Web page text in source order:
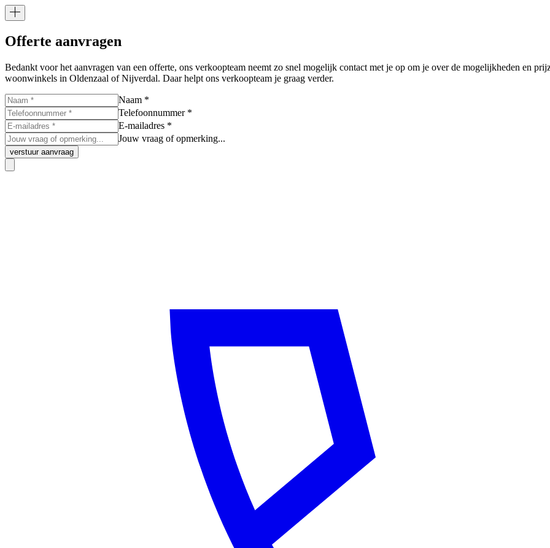
Offerte aanvragen
Bedankt voor het aanvragen van een offerte, ons verkoopteam neemt zo snel mogelijk contact met je op om je over de mogelijkheden en
woonwinkels in Oldenzaal of Nijverdal. Daar helpt ons verkoopteam je graag verder.
Naam *
Telefoonnummer *
E-mailadres *
Jouw vraag of opmerking...
verstuur aanvraag